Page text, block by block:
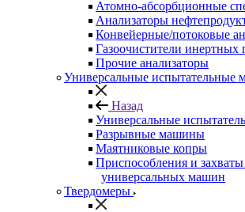
Атомно-абсорбционные
Анализаторы
Конвейерные/потоковые
Газоочистители инертных
Прочие анализаторы
Универсальные испытательные
Назад
Универсальные
Разрывные машины
Маятниковые копры
Приспособления и захваты
универсальных машин
Твердомеры